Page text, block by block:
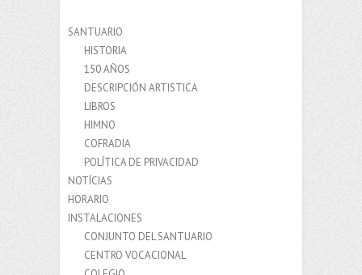
SANTUARIO
HISTORIA
150 AÑOS
DESCRIPCIÓN ARTISTICA
LIBROS
HIMNO
COFRADIA
POLÍTICA DE PRIVACIDAD
NOTÍCIAS
HORARIO
INSTALACIONES
CONJUNTO DEL SANTUARIO
CENTRO VOCACIONAL